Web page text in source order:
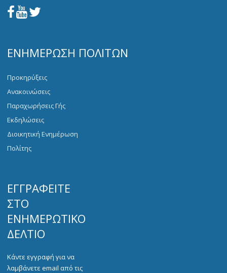
ΕΝΗΜΈΡΩΣΗ ΠΟΛΙΤΏΝ
Προκηρύξεις
Ανακοινώσεις
Παραχωρήσεις Γής
Εκδηλώσεις
Διοικητική Ενημέρωση
Πολίτης
ΕΓΓΡΑΦΕΊΤΕ
ΣΤΟ
ΕΝΗΜΕΡΩΤΙΚΌ
ΔΕΛΤΊΟ
Κάντε εγγραφή για να
λαμβάνετε email από τις